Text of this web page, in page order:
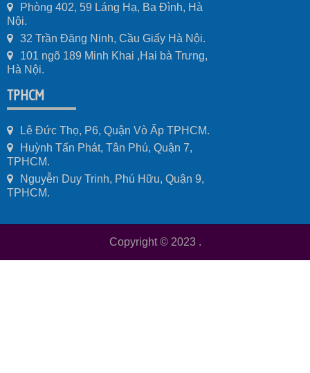
Phòng 402, 59 Láng Hạ, Ba Đình, Hà
Nội.
32 Trần Đăng Ninh, Cầu Giấy Hà Nội.
101 ngõ 189 Minh Khai ,Hai bà Trưng,
Hà Nội.
TPHCM
Lê Đức Thọ, P6, Quận Vò Ấp TPHCM.
Huỳnh Tấn Phát, Tân Phú, Quận 7,
TPHCM.
Nguyễn Duy Trinh, Phú Hữu, Quận 9,
TPHCM.
Copyright © 2023 .